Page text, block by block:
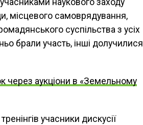
наукового заходу
місцевого самоврядування,
суспільства з усіх
брали участь, інші долучилися
через аукціони в «Земельному
учасники дискусії